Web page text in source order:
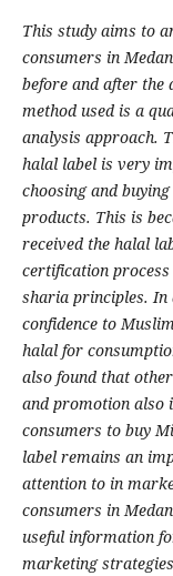
This study aims to
consumers in
before and after the
method used is a
analysis approach.
halal label is very
choosing and
products. This is
received the halal
certification
sharia principles. In
confidence to
halal for
also found that
and promotion also
consumers to buy
label remains an
attention to in
consumers in
useful information
marketing